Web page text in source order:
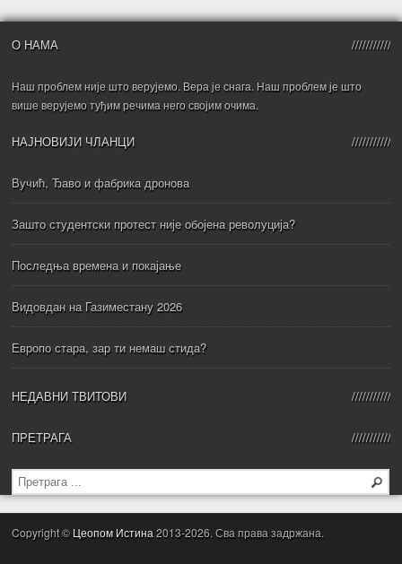
О НАМА
Наш проблем није што верујемо. Вера је снага. Наш проблем је што
више верујемо туђим речима него својим очима.
НАЈНОВИЈИ ЧЛАНЦИ
Вучић, Ђаво и фабрика дронова
Зашто студентски протест није обојена револуција?
Последња времена и покајање
Видовдан на Газиместану 2026
Европо стара, зар ти немаш стида?
НЕДАВНИ ТВИТОВИ
ПРЕТРАГА
Copyright © Цеопом Истина2013-2026. Сва права задржана.